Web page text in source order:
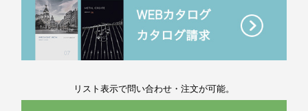
リスト表示で問い合わせ・注文が可能。